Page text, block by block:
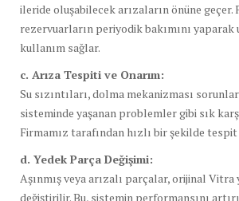
ileride oluşabilecek arızaların önüne geçer.
rezervuarların periyodik bakımını yaparak
kullanım sağlar.
c. Arıza Tespiti ve Onarım:
Su sızıntıları, dolma mekanizması
sisteminde yaşanan problemler gibi sık
Firmamız tarafından hızlı bir şekilde
d. Yedek Parça Değişimi:
Aşınmış veya arızalı parçalar, orijinal
değiştirilir. Bu, sistemin performansını